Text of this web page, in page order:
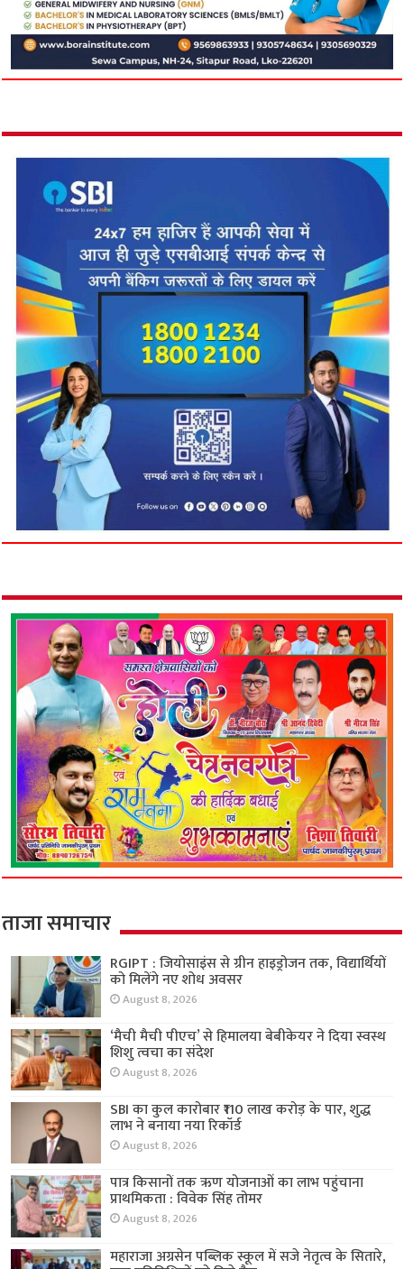
ताजा समाचार
RGIPT : जियोसाइंस से ग्रीन हाइड्रोजन तक, विद्यार्थियों
को मिलेंगे नए शोध अवसर
August 8, 2026
‘मैची मैची पीएच’ से हिमालया बेबीकेयर ने दिया स्वस्थ
शिशु त्वचा का संदेश
August 8, 2026
SBI का कुल कारोबार ₹110 लाख करोड़ के पार, शुद्ध
लाभ ने बनाया नया रिकॉर्ड
August 8, 2026
पात्र किसानों तक ऋण योजनाओं का लाभ पहुंचाना
प्राथमिकता : विवेक सिंह तोमर
August 8, 2026
महाराजा अग्रसेन पब्लिक स्कूल में सजे नेतृत्व के सितारे,